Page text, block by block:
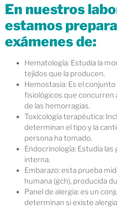
En nuestros
estamos
exámenesde:
Hematología: Estudia la
tejidos que la producen.
Hemostasia: Es el
fisiológicos que concurren
de las hemorragias.
Toxicología terapéutica:
determinan el tipo y la
persona ha tomado.
Endocrinología: Estudia
interna.
Embarazo: esta prueba
humana (gch), producida
Panel de alergia: es un
determinan si existe